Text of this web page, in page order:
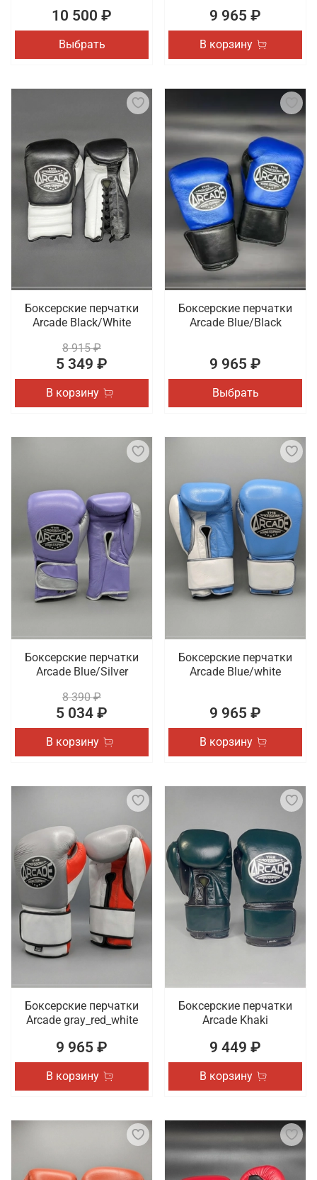
10 500 ₽
Выбрать
9 965 ₽
В корзину
Боксерские перчатки
Arcade Black/White
8 915 ₽
5 349 ₽
В корзину
Боксерские перчатки
Arcade Blue/Black
9 965 ₽
Выбрать
Боксерские перчатки
Arcade Blue/Silver
8 390 ₽
5 034 ₽
В корзину
Боксерские перчатки
Arcade Blue/white
9 965 ₽
В корзину
Боксерские перчатки
Arcade gray_red_white
9 965 ₽
В корзину
Боксерские перчатки
Arcade Khaki
9 449 ₽
В корзину